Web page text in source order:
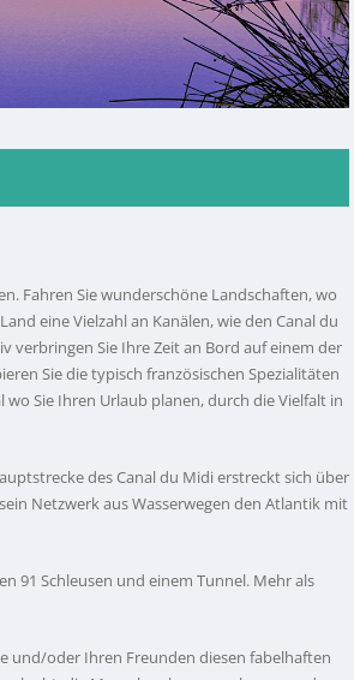
Fahren Sie wunderschöne Landschaften, wo
eine Vielzahl an Kanälen, wie den Canal du
verbringen Sie Ihre Zeit an Bord auf einem der
Sie die typisch französischen Spezialitäten
Sie Ihren Urlaub planen, durch die Vielfalt in
des Canal du Midi erstreckt sich über
Netzwerk aus Wasserwegen den Atlantik mit
91 Schleusen und einem Tunnel. Mehr als
und/oder Ihren Freunden diesen fabelhaften